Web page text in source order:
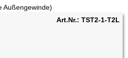
Außengewinde)
Art.Nr.: TST2-1-T2L